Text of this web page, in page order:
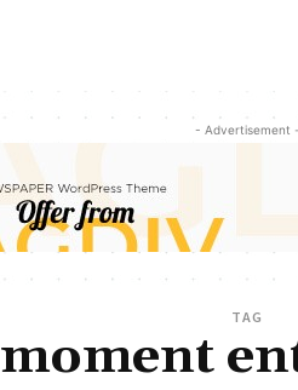
- Advertisement -
TAG
moment